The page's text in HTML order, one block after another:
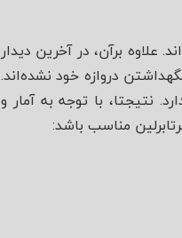
علاوه برآن، در آخرین دیدار
دروازه خود نشده‌اند.
نتیجتا، با توجه به آمار و
مناسب باشد: